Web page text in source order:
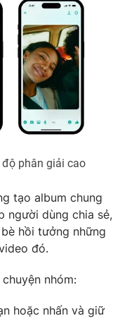
video
phân giải cao
tạo album chung
người dùng chia sẻ,
hồi tưởng những
đó.
nhóm:
hoặc nhấn và giữ